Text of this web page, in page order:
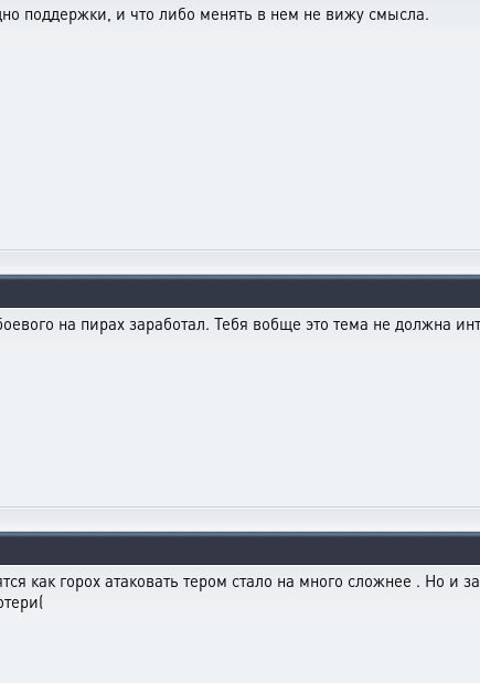
поддержки, и что либо менять в нем не вижу смысла.
на пирах заработал. Тебя вобще это тема не должна
как горох атаковать тером стало на много сложнее . Но и